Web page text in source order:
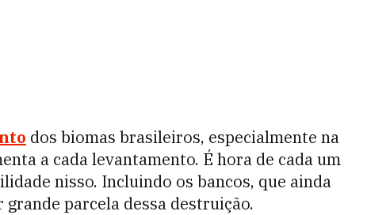
dos biomas brasileiros, especialmente na
a cada levantamento. É hora de cada um
nisso. Incluindo os bancos, que ainda
parcela dessa destruição.